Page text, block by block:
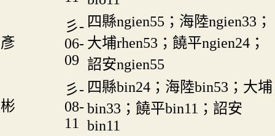
彥
彡-
06-
09
四縣ngien55；海陸ngien33；
大埔rhen53；饒平ngien24；
詔安ngien55
彬
彡-
08-
11
四縣bin24；海陸bin53；大埔
bin33；饒平bin11；詔安
bin11